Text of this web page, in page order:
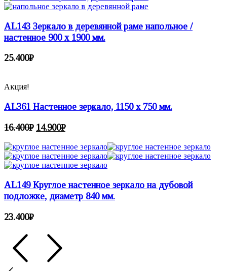
AL143 Зеркало в деревянной раме напольное /
настенное 900 х 1900 мм.
25.400₽
Акция!
AL361 Настенное зеркало, 1150 х 750 мм.
16.400₽ 14.900₽
AL149 Круглое настенное зеркало на дубовой
подложке, диаметр 840 мм.
23.400₽